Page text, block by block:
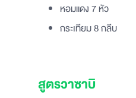
หอมแดง 7 หัว
กระเทียม 8 กลีบ
สูตรวาซาบิ